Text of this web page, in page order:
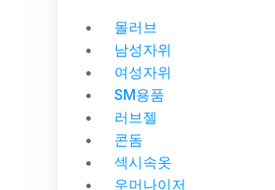
몰러브
남성자위
여성자위
SM용품
러브젤
콘돔
섹시속옷
우머나이저